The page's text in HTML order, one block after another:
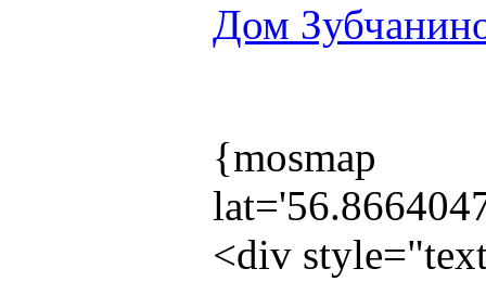
Дом
{mosmap
<div